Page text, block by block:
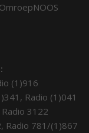
(1)916
Radio (1)041
3122
Radio 781/(1)867